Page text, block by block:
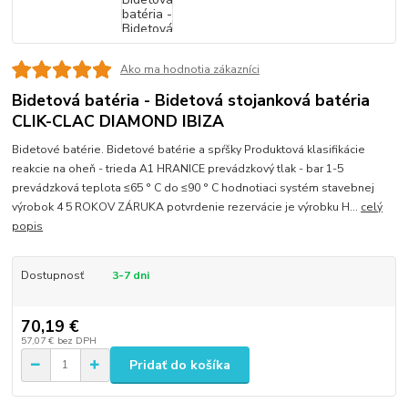
Ako ma hodnotia zákazníci
Bidetová batéria - Bidetová stojanková batéria
CLIK-CLAC DIAMOND IBIZA
Bidetové batérie. Bidetové batérie a spŕšky Produktová klasifikácie
reakcie na oheň - trieda A1 HRANICE prevádzkový tlak - bar 1-5
prevádzková teplota ≤65 ° C do ≤90 ° C hodnotiaci systém stavebnej
výrobok 4 5 ROKOV ZÁRUKA potvrdenie rezervácie je výrobku H... celý
popis
Dostupnosť 3-7 dni
70,19 €
57,07 € bez DPH
Pridať do košíka